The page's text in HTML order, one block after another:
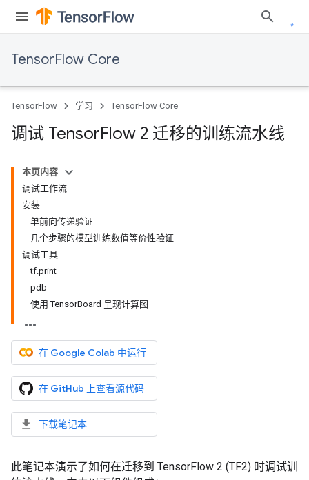
TensorFlow Core
TensorFlow 学习 TensorFlow Core
调试 TensorFlow 2 迁移的训练流水线
本页内容
调试工作流
安装
单前向传递验证
几个步骤的模型训练数值等价性验证
调试工具
tf.print
pdb
使用 TensorBoard 呈现计算图
在 Google Colab 中运行
在 GitHub 上查看源代码
下载笔记本
此笔记本演示了如何在迁移到 TensorFlow 2 (TF2) 时调试训